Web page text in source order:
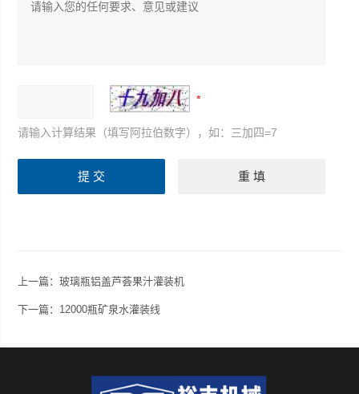
请输入计算结果（填写阿拉伯数字），如：三加四=7
上一篇：玻璃瓶铝盖芦荟果汁灌装机
下一篇： 12000瓶矿泉水灌装线